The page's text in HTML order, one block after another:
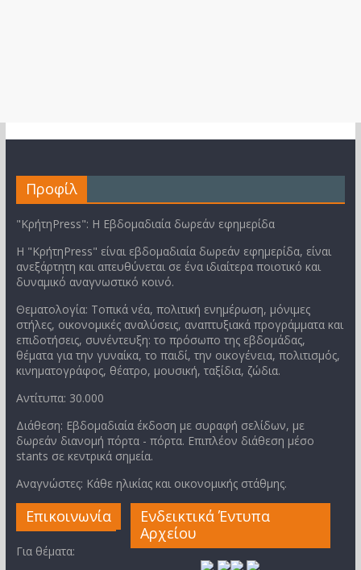
Προφίλ
"ΚρήτηPress": Η Εβδομαδιαία δωρεάν εφημερίδα
Η "ΚρήτηPress" είναι εβδομαδιαία δωρεάν εφημερίδα, είναι
ανεξάρτητη και απευθύνεται σε ένα ιδιαίτερα ποιοτικό και
δυναμικό αναγνωστικό κοινό.
Θεματολογία: Τοπικά νέα, πολιτική ενημέρωση, μόνιμες
στήλες, οικονομικές αναλύσεις, αναπτυξιακά προγράμματα και
επιδοτήσεις, συνέντευξη: το πρόσωπο της εβδομάδας,
θέματα για την γυναίκα, το παιδί, την οικογένεια, πολιτισμός,
κινηματογράφος, θέατρο, μουσική, ταξίδια, ζώδια.
Αντίτυπα: 30.000
Διάθεση: Εβδομαδιαία έκδοση με συραφή σελίδων, με
δωρεάν διανομή πόρτα - πόρτα. Επιπλέον διάθεση μέσο
stants σε κεντρικά σημεία.
Αναγνώστες: Κάθε ηλικίας και οικονομικής στάθμης.
Επικοινωνία
Για θέματα:
Ενδεικτικά Έντυπα
Αρχείου